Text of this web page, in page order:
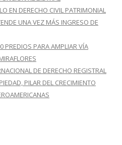
EN DERECHO CIVIL PATRIMONIAL
UNA VEZ MÁS INGRESO DE
PREDIOS PARA AMPLIAR VÍA
DE DERECHO REGISTRAL
PILAR DEL CRECIMIENTO